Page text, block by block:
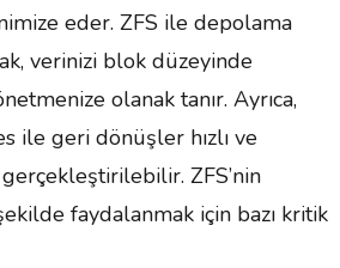
eder. ZFS ile depolama
verinizi blok düzeyinde
olanak tanır. Ayrıca,
ile geri dönüşler hızlı ve
ZFS’nin
faydalanmak için bazı kritik